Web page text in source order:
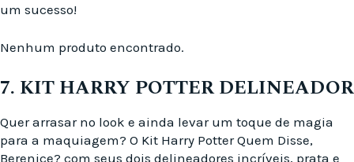
um sucesso!
Nenhum produto encontrado.
7. KIT HARRY POTTER DELINEADOR
Quer arrasar no look e ainda levar um toque de magia
para a maquiagem? O Kit Harry Potter Quem Disse,
Berenice? com seus dois delineadores incríveis, prata e